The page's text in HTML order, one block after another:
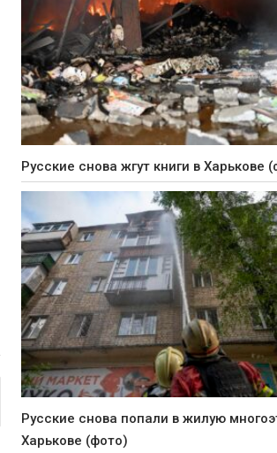
Русские снова жгут книги в Харькове
Русские снова попали в жилую
Харькове (фото)